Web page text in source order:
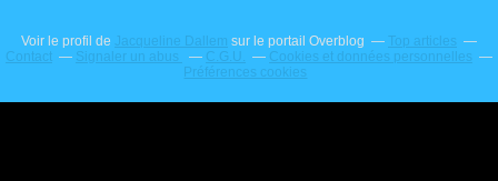
Voir le profil de Jacqueline Dallem sur le portail Overblog
Top articles
Contact
Signaler un abus C.G.U.
Cookies et données personnelles
Préférences cookies